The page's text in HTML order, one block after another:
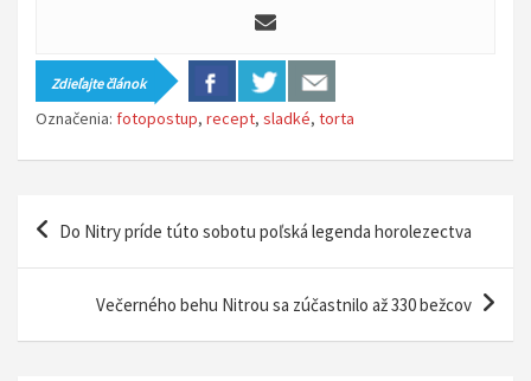
Zdieľajte článok
Označenia: fotopostup, recept, sladké, torta
Do Nitry príde túto sobotu poľská legenda horolezectva
Večerného behu Nitrou sa zúčastnilo až 330 bežcov